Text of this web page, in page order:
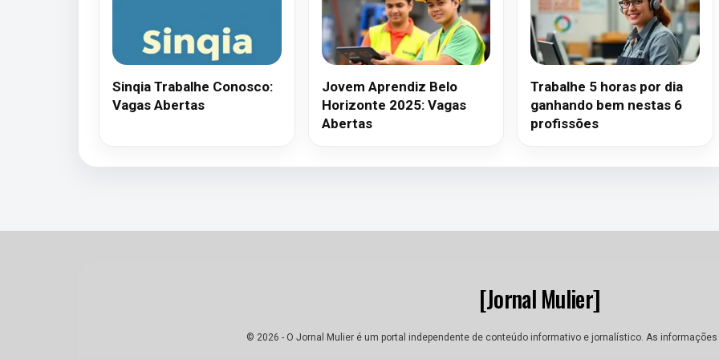
Sinqia Trabalhe Conosco:
Vagas Abertas
Jovem Aprendiz Belo
Horizonte 2025: Vagas
Abertas
Trabalhe 5 horas por dia
ganhando bem nestas 6
profissões
[Jornal Mulier]
© 2026 - O Jornal Mulier é um portal independente de conteúdo informativo e jornalístico. As